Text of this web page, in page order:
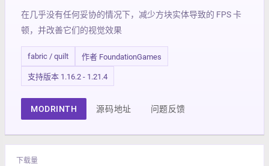
在几乎没有任何妥协的情况下，减少方块实体导致的 FPS 卡
顿，并改善它们的视觉效果
fabric / quilt 作者 FoundationGames
支持版本 1.16.2 - 1.21.4
MODRINTH 源码地址 问题反馈
下载量